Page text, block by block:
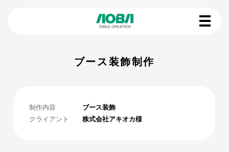
ブース装飾制作
制作内容
ブース装飾
クライアント
株式会社アキオカ様